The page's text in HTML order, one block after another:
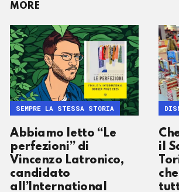
MORE
Abbiamo letto “Le
perfezioni” di
Vincenzo Latronico,
candidato
all’International
SEMPRE LA STESSA STORIA
il